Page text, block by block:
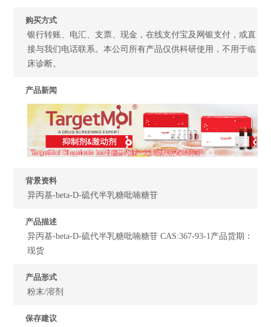
购买方式
银行转账、电汇、支票、现金，在线支付宝及网银支付，或直
接与我们电话联系。本公司所有产品仅供科研使用，不用于临
床诊断。
产品新闻
背景资料
异丙基-beta-D-硫代半乳糖吡喃糖苷
产品描述
异丙基-beta-D-硫代半乳糖吡喃糖苷 CAS:367-93-1产品货期：
现货
产品形式
粉末/溶剂
保存建议